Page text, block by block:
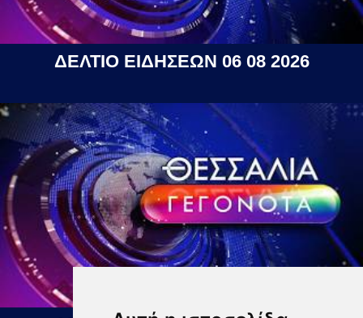
ΔΕΛΤΙΟ ΕΙΔΗΣΕΩΝ 06 08 2026